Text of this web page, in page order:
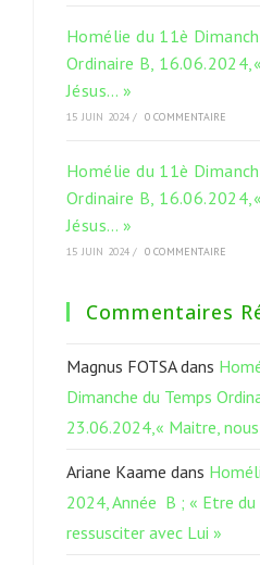
Homélie du 11è
Ordinaire B,
Jésus… »
15 JUIN 2024 / 0 COMMENTAIRE
Homélie du 11è
Ordinaire B,
Jésus… »
15 JUIN 2024 / 0 COMMENTAIRE
Commentaires
Magnus FOTSAdans
Dimanche du Temps
23.06.2024,« Maitre,
Ariane Kaame dans
2024, Année B ; « Etre
ressusciter avec Lui »